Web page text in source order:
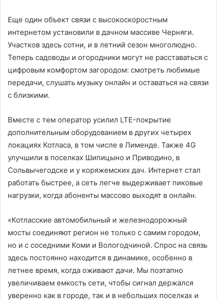
Еще один объект связи с высокоскоростным
интернетом установили в дачном массиве Черняги.
Участков здесь сотни, и в летний сезон многолюдно.
Теперь садоводы и огородники могут не расставаться с
цифровым комфортом загородом: смотреть любимые
передачи, слушать музыку онлайн и оставаться на связи
с близкими.
Вместе с тем оператор усилил LTE-покрытие
дополнительным оборудованием в других четырех
локациях Котласа, в том числе в Лименде. Также 4G
улучшили в поселках Шипицыно и Приводино, в
Сольвычегодске и у коряжемских дач. Интернет стал
работать быстрее, а сеть легче выдерживает пиковые
нагрузки, когда абоненты массово выходят в онлайн.
«Котласские автомобильный и железнодорожный
мосты соединяют регион не только с самим городом,
но и с соседними Коми и Вологодчиной. Спрос на связь
здесь постоянно находится в динамике, особенно в
летнее время, когда оживают дачи. Мы поэтапно
увеличиваем емкость сети, чтобы сигнал держался
уверенно как в городе, так и в небольших поселках и